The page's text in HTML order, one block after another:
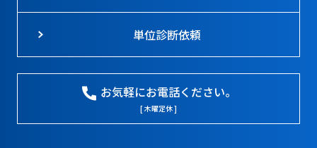
単位診断依頼
お気軽にお電話ください。
[ 木曜定休 ]